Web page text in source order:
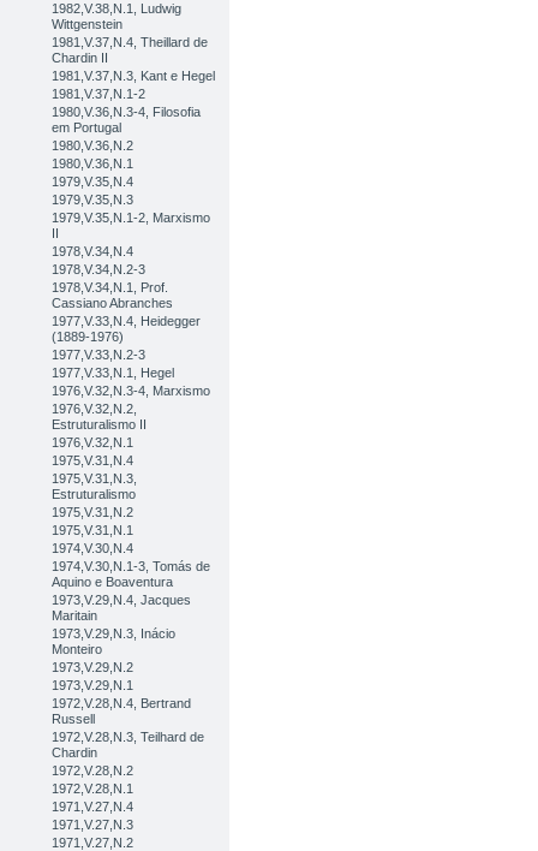
1982,V.38,N.1, Ludwig
Wittgenstein
1981,V.37,N.4, Theillard de
Chardin II
1981,V.37,N.3, Kant e Hegel
1981,V.37,N.1-2
1980,V.36,N.3-4, Filosofia
em Portugal
1980,V.36,N.2
1980,V.36,N.1
1979,V.35,N.4
1979,V.35,N.3
1979,V.35,N.1-2, Marxismo
II
1978,V.34,N.4
1978,V.34,N.2-3
1978,V.34,N.1, Prof.
Cassiano Abranches
1977,V.33,N.4, Heidegger
(1889-1976)
1977,V.33,N.2-3
1977,V.33,N.1, Hegel
1976,V.32,N.3-4, Marxismo
1976,V.32,N.2,
Estruturalismo II
1976,V.32,N.1
1975,V.31,N.4
1975,V.31,N.3,
Estruturalismo
1975,V.31,N.2
1975,V.31,N.1
1974,V.30,N.4
1974,V.30,N.1-3, Tomás de
Aquino e Boaventura
1973,V.29,N.4, Jacques
Maritain
1973,V.29,N.3, Inácio
Monteiro
1973,V.29,N.2
1973,V.29,N.1
1972,V.28,N.4, Bertrand
Russell
1972,V.28,N.3, Teilhard de
Chardin
1972,V.28,N.2
1972,V.28,N.1
1971,V.27,N.4
1971,V.27,N.3
1971,V.27,N.2